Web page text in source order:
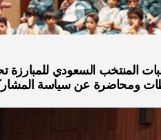
ومحاضرة عن سياسة المشاركات